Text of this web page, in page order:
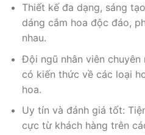
Thiết kế đa dạng, sáng
dáng cắm hoa độc đáo,
nhau.
Đội ngũ nhân viên chuyên
có kiến thức về các loại
hoa.
Uy tín và đánh giá tốt:
cực từ khách hàng trên